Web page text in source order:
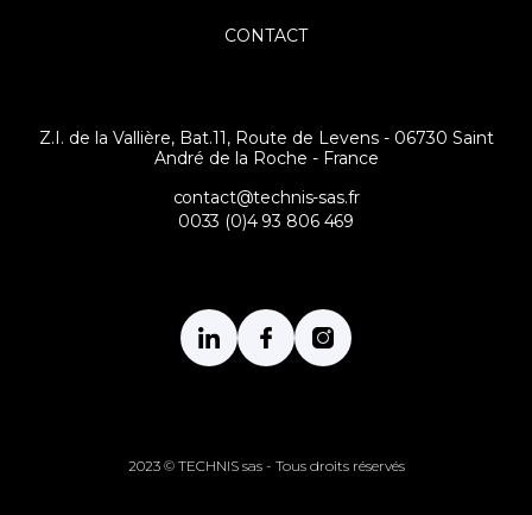
CONTACT
Z.I. de la Vallière, Bat.11, Route de Levens - 06730 Saint
André de la Roche - France
contact@technis-sas.fr
0033 (0)4 93 806 469
2023 © TECHNIS sas - Tous droits réservés